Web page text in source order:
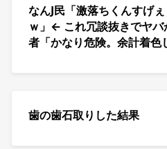
なんJ民「激落ちくんすげ
ｗ」← これ冗談抜きでヤ
者「かなり危険。余計着色
歯の歯石取りした結果